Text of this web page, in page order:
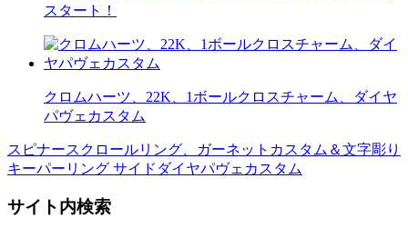
スタート！
クロムハーツ、22K、1ボールクロスチャーム、ダイヤ
パヴェカスタム
投
稿
ナ
スピナースクロールリング、ガーネットカスタム＆文字彫り
キーパーリング サイドダイヤパヴェカスタム
サイト内検索